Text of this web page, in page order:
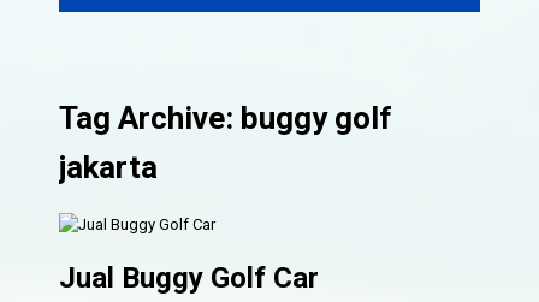
Tag Archive: buggy golf
jakarta
Jual Buggy Golf Car